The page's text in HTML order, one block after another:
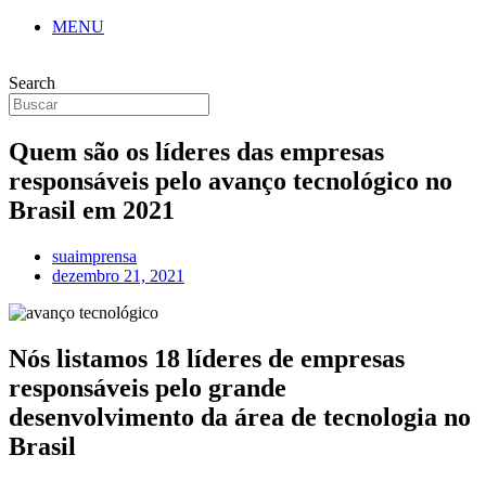
MENU
Search
Quem são os líderes das empresas
responsáveis pelo avanço tecnológico no
Brasil em 2021
suaimprensa
dezembro 21, 2021
Nós listamos 18 líderes de empresas
responsáveis pelo grande
desenvolvimento da área de tecnologia no
Brasil